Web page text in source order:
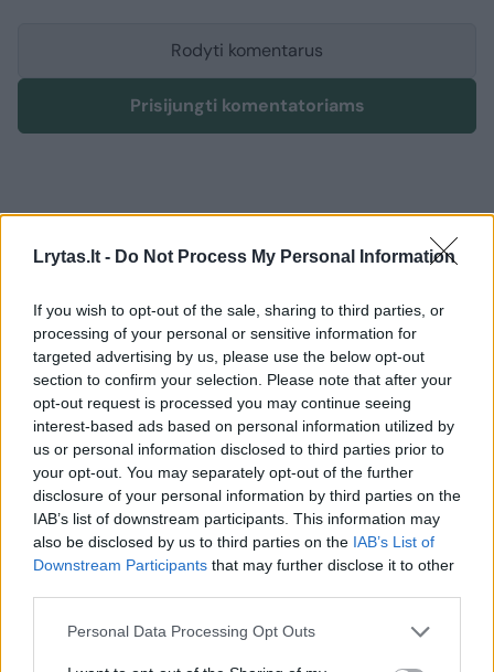
Lrytas.lt - Do Not Process My Personal Information
If you wish to opt-out of the sale, sharing to third parties, or
processing of your personal or sensitive information for
targeted advertising by us, please use the below opt-out
section to confirm your selection. Please note that after your
opt-out request is processed you may continue seeing
interest-based ads based on personal information utilized by
us or personal information disclosed to third parties prior to
your opt-out. You may separately opt-out of the further
disclosure of your personal information by third parties on the
IAB’s list of downstream participants. This information may
also be disclosed by us to third parties on the IAB’s List of
Downstream Participants that may further disclose it to other
Personal Data Processing Opt Outs
Rodyti komentarus
Prisijungti komentatoriams
Verslas Rinkos pulsas
Sostinėje nutiko kažkoks
stebuklas: išvarė verslininkus, bet